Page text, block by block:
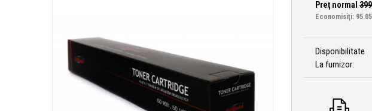
Preţ normal
Economisiţi:
Disponibilitate
La furnizor: